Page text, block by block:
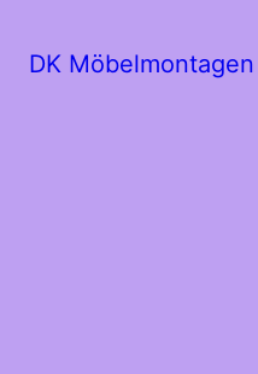
DK Möbelmontagen